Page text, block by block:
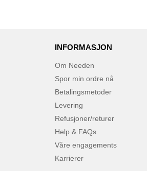
INFORMASJON
Om Needen
Spor min ordre nå
Betalingsmetoder
Levering
Refusjoner/returer
Help & FAQs
Våre engagements
Karrierer